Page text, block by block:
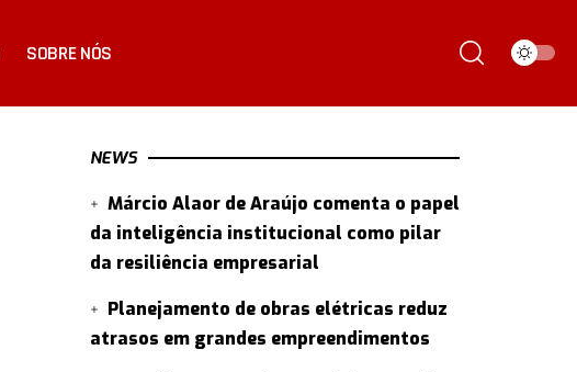
SOBRE NÓS
NEWS
Márcio Alaor de Araújo comenta o papel
da inteligência institucional como pilar
da resiliência empresarial
Planejamento de obras elétricas reduz
atrasos em grandes empreendimentos